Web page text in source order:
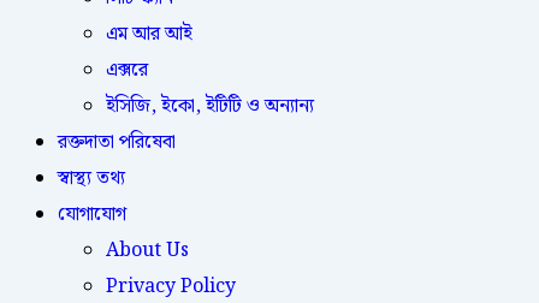
এম আর আই
এক্সরে
ইসিজি, ইকো, ইটিটি ও অন্যান্য
রক্তদাতা পরিষেবা
স্বাস্থ্য তথ্য
যোগাযোগ
About Us
Privacy Policy